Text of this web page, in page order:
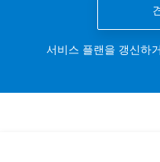
서비스 플랜을 갱신하